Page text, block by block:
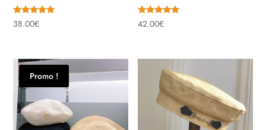
Note
5.00
38.00€
Note
5.00
42.00€
Promo !